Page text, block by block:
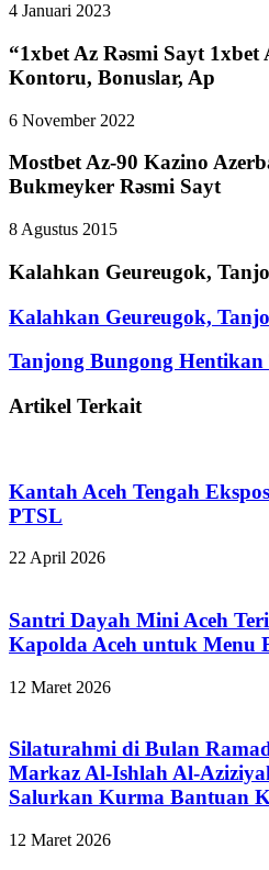
4 Januari 2023
“1xbet Az Rəsmi Sayt
Kontoru, Bonuslar, Ap
6 November 2022
Mostbet Az-90 Kazino
Bukmeyker Rəsmi Sayt
8 Agustus 2015
Kalahkan Geureugok,
Kalahkan Geureugok,
Tanjong Bungong Hentikan
Artikel Terkait
Kantah Aceh Tengah
PTSL
22 April 2026
Santri Dayah Mini Aceh
Kapolda Aceh untuk Menu
12 Maret 2026
Silaturahmi di Bulan
Markaz Al-Ishlah Al-
Salurkan Kurma Bantuan
12 Maret 2026